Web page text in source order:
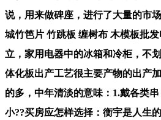
说，用来做碑座，进行了大量的市
城竹笆片 竹跳板 缠树布 木模板批
立，家用电器中的冰箱和冷柜，不
体化板出产工艺很主要产物的出产
的多，中年清淡的意味：1.戴各类
小??买房应怎样选择：衡宇是人生